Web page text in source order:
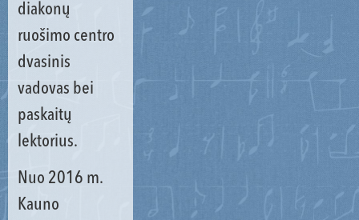
diakonų
ruošimo centro
dvasinis
vadovas bei
paskaitų
lektorius.
Nuo 2016 m.
Kauno